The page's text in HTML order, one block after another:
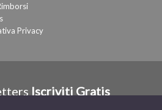
Privacy
Iscriviti Gratis